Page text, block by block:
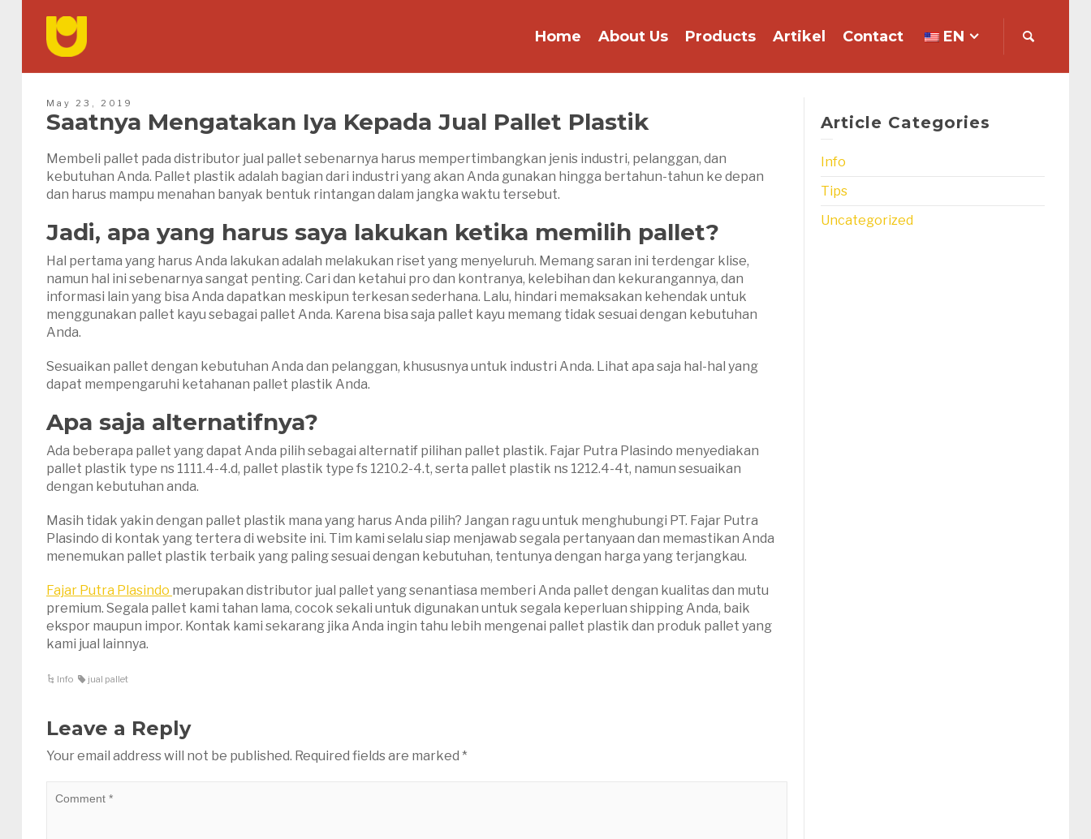
Home About Us Products Artikel Contact EN
May 23, 2019
Saatnya Mengatakan Iya Kepada Jual Pallet Plastik
Membeli pallet pada distributor jual pallet sebenarnya harus mempertimbangkan jenis industri, pelanggan, dan
kebutuhan Anda. Pallet plastik adalah bagian dari industri yang akan Anda gunakan hingga bertahun-tahun ke depan
dan harus mampu menahan banyak bentuk rintangan dalam jangka waktu tersebut.
Jadi, apa yang harus saya lakukan ketika memilih pallet?
Hal pertama yang harus Anda lakukan adalah melakukan riset yang menyeluruh. Memang saran ini terdengar klise,
namun hal ini sebenarnya sangat penting. Cari dan ketahui pro dan kontranya, kelebihan dan kekurangannya, dan
informasi lain yang bisa Anda dapatkan meskipun terkesan sederhana. Lalu, hindari memaksakan kehendak untuk
menggunakan pallet kayu sebagai pallet Anda. Karena bisa saja pallet kayu memang tidak sesuai dengan kebutuhan
Anda.
Sesuaikan pallet dengan kebutuhan Anda dan pelanggan, khususnya untuk industri Anda. Lihat apa saja hal-hal yang
dapat mempengaruhi ketahanan pallet plastik Anda.
Apa saja alternatifnya?
Ada beberapa pallet yang dapat Anda pilih sebagai alternatif pilihan pallet plastik. Fajar Putra Plasindo menyediakan
pallet plastik type ns 1111.4-4.d, pallet plastik type fs 1210.2-4.t, serta pallet plastik ns 1212.4-4t, namun sesuaikan
dengan kebutuhan anda.
Masih tidak yakin dengan pallet plastik mana yang harus Anda pilih? Jangan ragu untuk menghubungi PT. Fajar Putra
Plasindo di kontak yang tertera di website ini. Tim kami selalu siap menjawab segala pertanyaan dan memastikan Anda
menemukan pallet plastik terbaik yang paling sesuai dengan kebutuhan, tentunya dengan harga yang terjangkau.
Fajar Putra Plasindo merupakan distributor jual pallet yang senantiasa memberi Anda pallet dengan kualitas dan mutu
premium. Segala pallet kami tahan lama, cocok sekali untuk digunakan untuk segala keperluan shipping Anda, baik
ekspor maupun impor. Kontak kami sekarang jika Anda ingin tahu lebih mengenai pallet plastik dan produk pallet yang
kami jual lainnya.
Info jual pallet
Leave a Reply
Your email address will not be published. Required fields are marked *
Article Categories
Info
Tips
Uncategorized